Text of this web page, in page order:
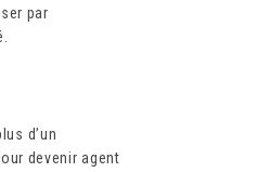
par
d’un
devenir agent